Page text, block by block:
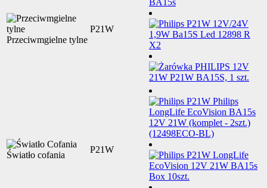
Przeciwmgielne tylne
P21W
Światło cofania
P21W